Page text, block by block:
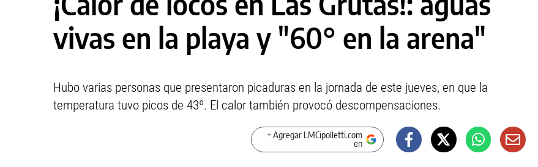
vivas en la playa y "60° en la arena"
Hubo varias personas que presentaron picaduras en la jornada de este jueves, en que la
temperatura tuvo picos de 43º. El calor también provocó descompensaciones.
+ Agregar LMCipolletti.com
en